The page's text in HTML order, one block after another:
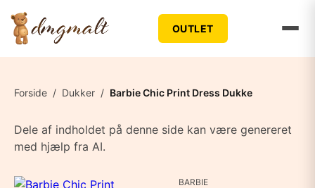
OUTLET
Forside / Dukker / Barbie Chic Print Dress Dukke
Dele af indholdet på denne side kan være genereret
med hjælp fra AI.
BARBIE